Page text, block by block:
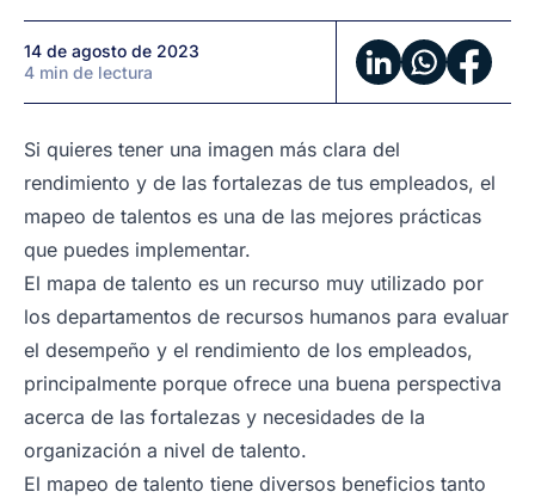
14 de agosto de 2023
4 min de lectura
Si quieres tener una imagen más clara del
rendimiento y de las fortalezas de tus empleados, el
mapeo de talentos es una de las mejores prácticas
que puedes implementar.
El mapa de talento es un recurso muy utilizado por
los departamentos de recursos humanos para evaluar
el desempeño y el rendimiento de los empleados,
principalmente porque ofrece una buena perspectiva
acerca de las fortalezas y necesidades de la
organización a nivel de talento.
El mapeo de talento tiene diversos beneficios tanto